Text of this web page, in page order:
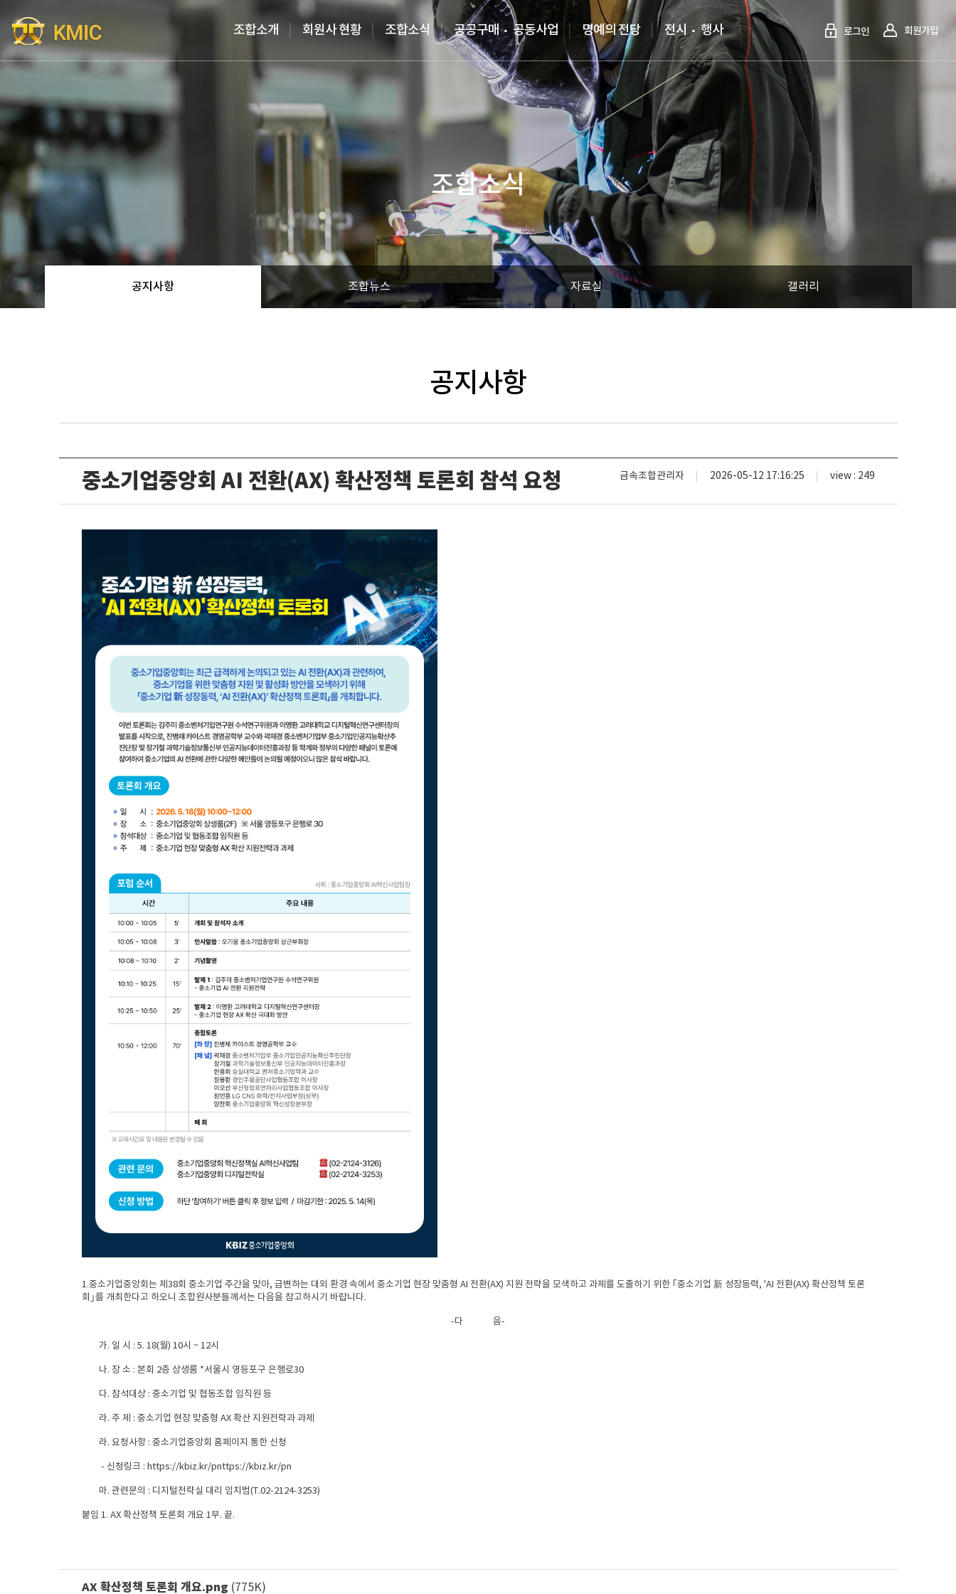
조합소개 회원사 현황 조합소식 공공구매 공동사업 명예의 전당 전시 행사 로그인 회원가입
조합소식
공지사항 조합뉴스 자료실 갤러리
공지사항
중소기업중앙회 AI 전환(AX) 확산정책 토론회 참석 요청 금속조합관리자 2026-05-12 17:16:25 view : 249
1.중소기업중앙회는 제38회 중소기업 주간을 맞아, 급변하는 대외 환경 속에서 중소기업 현장 맞춤형 AI 전환(AX) 지원 전략을 모색하고 과제를 도출하기 위한 ｢중소기업 新 성장동력, 'AI 전환(AX) 확산정책 토론
회｣를 개최한다고 하오니 조합원사분들께서는 다음을 참고하시기 바랍니다.
-다 음-
가. 일 시 : 5. 18(월) 10시 ~ 12시
나. 장 소 : 본회 2층 상생룸 *서울시 영등포구 은행로30
다. 참석대상 : 중소기업 및 협동조합 임직원 등
라. 주 제 : 중소기업 현장 맞춤형 AX 확산 지원전략과 과제
라. 요청사항 : 중소기업중앙회 홈페이지 통한 신청
- 신청링크 : https://kbiz.kr/pnttps://kbiz.kr/pn
마. 관련문의 : 디지털전략실 대리 임치범(T.02-2124-3253)
붙임 1. AX 확산정책 토론회 개요 1부. 끝.
AX 확산정책 토론회 개요.png (775K)